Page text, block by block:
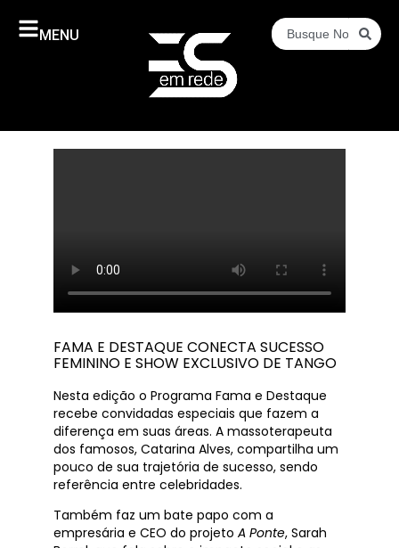
MENU
FAMA E DESTAQUE CONECTA SUCESSO
FEMININO E SHOW EXCLUSIVO DE TANGO
Nesta edição o Programa Fama e Destaque
recebe convidadas especiais que fazem a
diferença em suas áreas. A massoterapeuta
dos famosos, Catarina Alves, compartilha um
pouco de sua trajetória de sucesso, sendo
referência entre celebridades.
Também faz um bate papo com a
empresária e CEO do projeto A Ponte, Sarah